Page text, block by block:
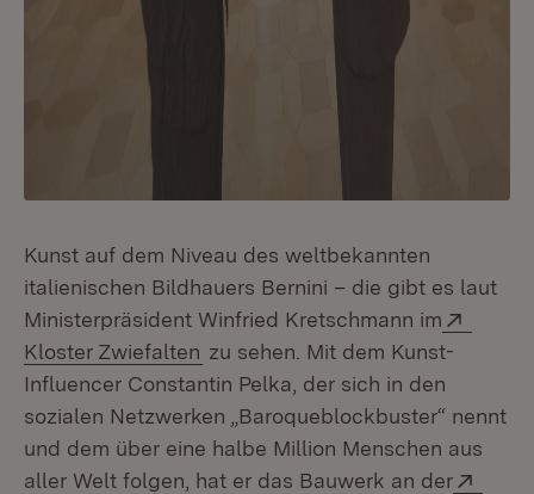
Kunst auf dem Niveau des weltbekannten
italienischen Bildhauers Bernini – die gibt es laut
Ministerpräsident Winfried Kretschmann im
Kloster Zwiefalten (Öffnet in neuem Fenster)
zu sehen. Mit dem Kunst-
Influencer Constantin Pelka, der sich in den
sozialen Netzwerken „Baroqueblockbuster“ nennt
und dem über eine halbe Million Menschen aus
aller Welt folgen, hat er das Bauwerk an der